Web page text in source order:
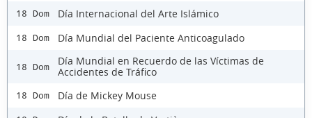
18 Dom Día Internacional del Arte Islámico
18 Dom Día Mundial del Paciente Anticoagulado
18 Dom
Día Mundial en Recuerdo de las Víctimas de
Accidentes de Tráfico
18 Dom Día de Mickey Mouse